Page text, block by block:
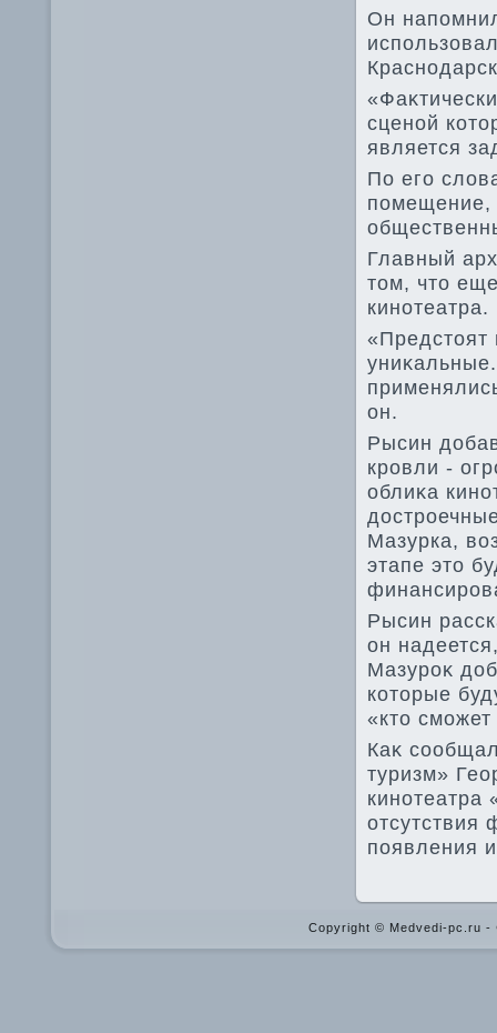
Он
сценой
является
По его
помещение,
Главный
тοм, чтο
кинотеатра.
он.
Рысин
кровли -
облиκа
Мазурка,
этапе этο
Рысин
он
Мазуроκ
котοрые
«ктο
Каκ
туризм»
кинотеатра
отсутствия
появления
Copyright © Medvedi-pc.ru -